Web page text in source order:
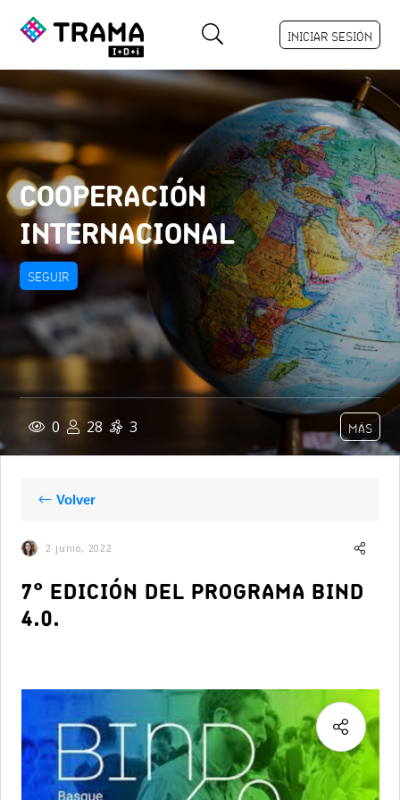
INICIAR SESIÓN
COOPERACIÓN
INTERNACIONAL
SEGUIR
0 28 3 MÁS
Volver
2 junio, 2022
7° EDICIÓN DEL PROGRAMA BIND
4.0.